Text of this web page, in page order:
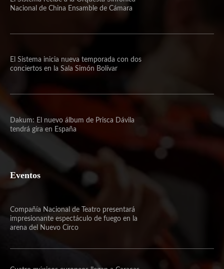
Nacional de China Ensamble de Cámara
El Sistema inicia nueva temporada con dos
conciertos en la Sala Simón Bolívar
Dakum: El nuevo álbum de Prisca Dávila
tendrá gira en España
Eventos
Compañía Nacional de Teatro presentará
impresionante espectáculo de fuego en la
arena del Nuevo Circo